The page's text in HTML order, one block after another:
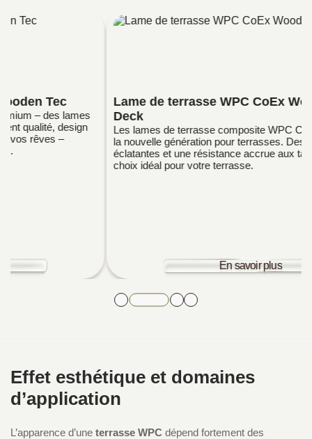
Lame de terrasse WPC CoEx Wooden Tec Eco
Deck
Les lames de terrasse composite WPC CoEx représentent
la nouvelle génération pour terrasses. Des couleurs
éclatantes et une résistance accrue aux taches en font le
choix idéal pour votre terrasse.
En savoir plus
Effet esthétique et domaines
d’application
L’apparence d’une terrasse WPC dépend fortement des